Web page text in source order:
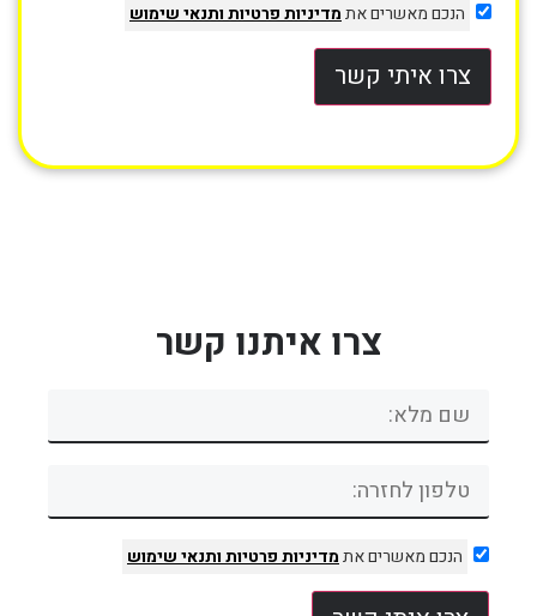
הנכם מאשרים אתמדיניות פרטיותותנאי שימוש
צרו איתי קשר
צרו איתנו קשר
הנכם מאשרים אתמדיניות פרטיותותנאי שימוש